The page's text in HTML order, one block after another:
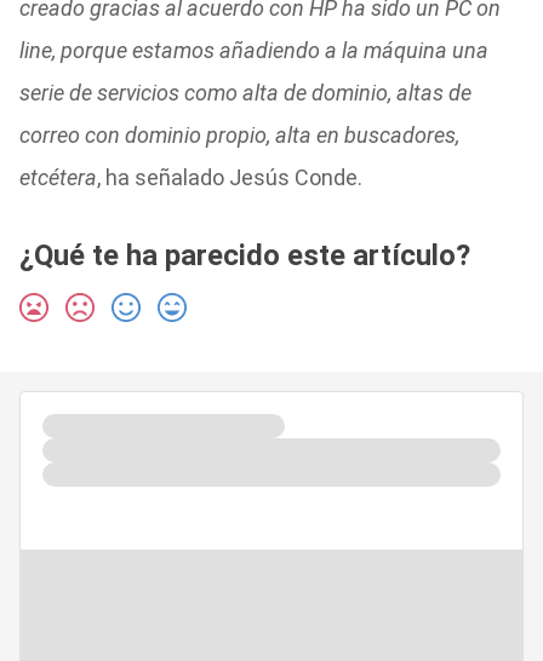
creado gracias al acuerdo con HP ha sido un PC on
line, porque estamos añadiendo a la máquina una
serie de servicios como alta de dominio, altas de
correo con dominio propio, alta en buscadores,
etcétera, ha señalado Jesús Conde.
¿Qué te ha parecido este artículo?